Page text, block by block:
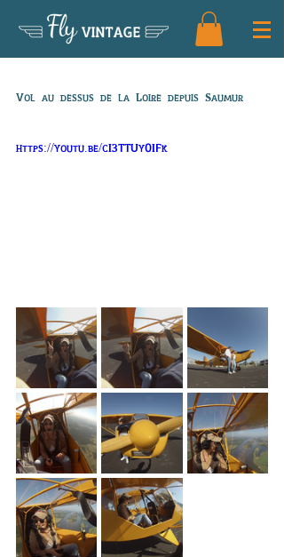
FlyVINTAGE
Vol au dessus de la Loire depuis Saumur
https://youtu.be/cI3TTUy0IFk